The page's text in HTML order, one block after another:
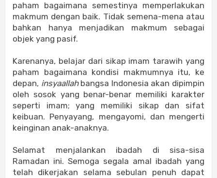
paham bagaimana semestinya memperlakukan
makmum dengan baik. Tidak semena-mena atau
bahkan hanya menjadikan makmum sebagai
objek yang pasif.
Karenanya, belajar dari sikap imam tarawih yang
paham bagaimana kondisi makmumnya itu, ke
depan, insyaallahbangsa Indonesia akan dipimpin
oleh sosok yang benar-benar memiliki karakter
seperti imam; yang memiliki sikap dan sifat
keibuan. Penyayang, mengayomi, dan mengerti
keinginan anak-anaknya.
Selamat menjalankan ibadah di sisa-sisa
Ramadan ini. Semoga segala amal ibadah yang
telah dikerjakan selama sebulan penuh dapat